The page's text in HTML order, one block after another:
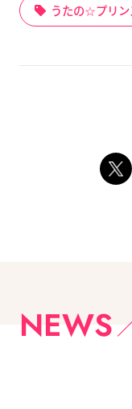
うたの☆プリン
NEWS